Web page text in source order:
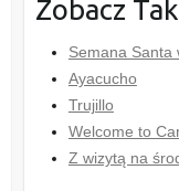
Zobacz
Semana Santa
Ayacucho
Trujillo
Welcome to
Z wizytą na